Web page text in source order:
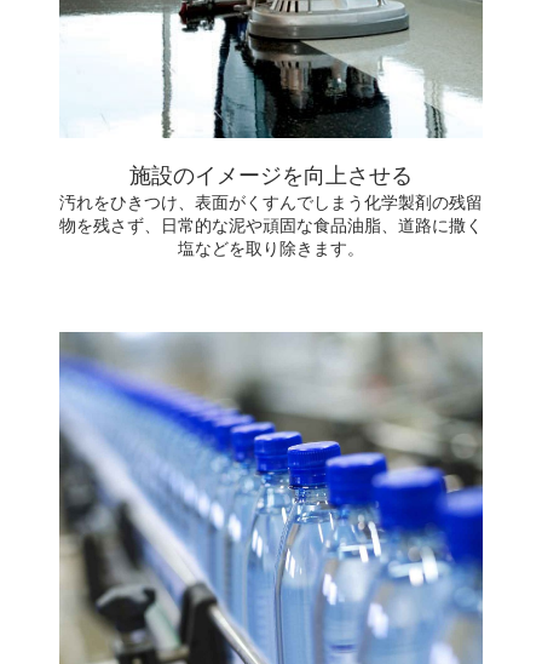
施設のイメージを向上させる
汚れをひきつけ、表面がくすんでしまう化学製剤の残留
物を残さず、日常的な泥や頑固な食品油脂、道路に撒く
塩などを取り除きます。